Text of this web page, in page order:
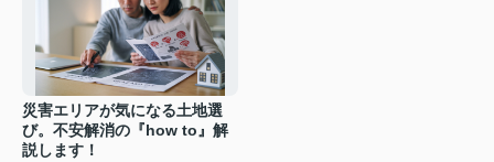
災害エリアが気になる土地選
び。不安解消の『how to』解
説します！